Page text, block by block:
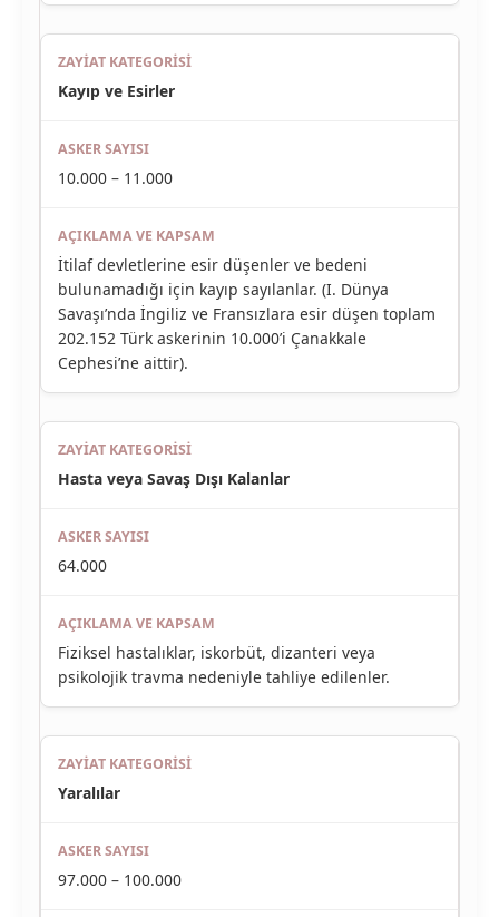
Kayıp ve Esirler
10.000 – 11.000
İtilaf devletlerine esir düşenler ve bedeni
bulunamadığı için kayıp sayılanlar. (I. Dünya
Savaşı’nda İngiliz ve Fransızlara esir düşen toplam
202.152 Türk askerinin 10.000’i Çanakkale
Cephesi’ne aittir).
Hasta veya Savaş Dışı Kalanlar
64.000
Fiziksel hastalıklar, iskorbüt, dizanteri veya
psikolojik travma nedeniyle tahliye edilenler.
Yaralılar
97.000 – 100.000